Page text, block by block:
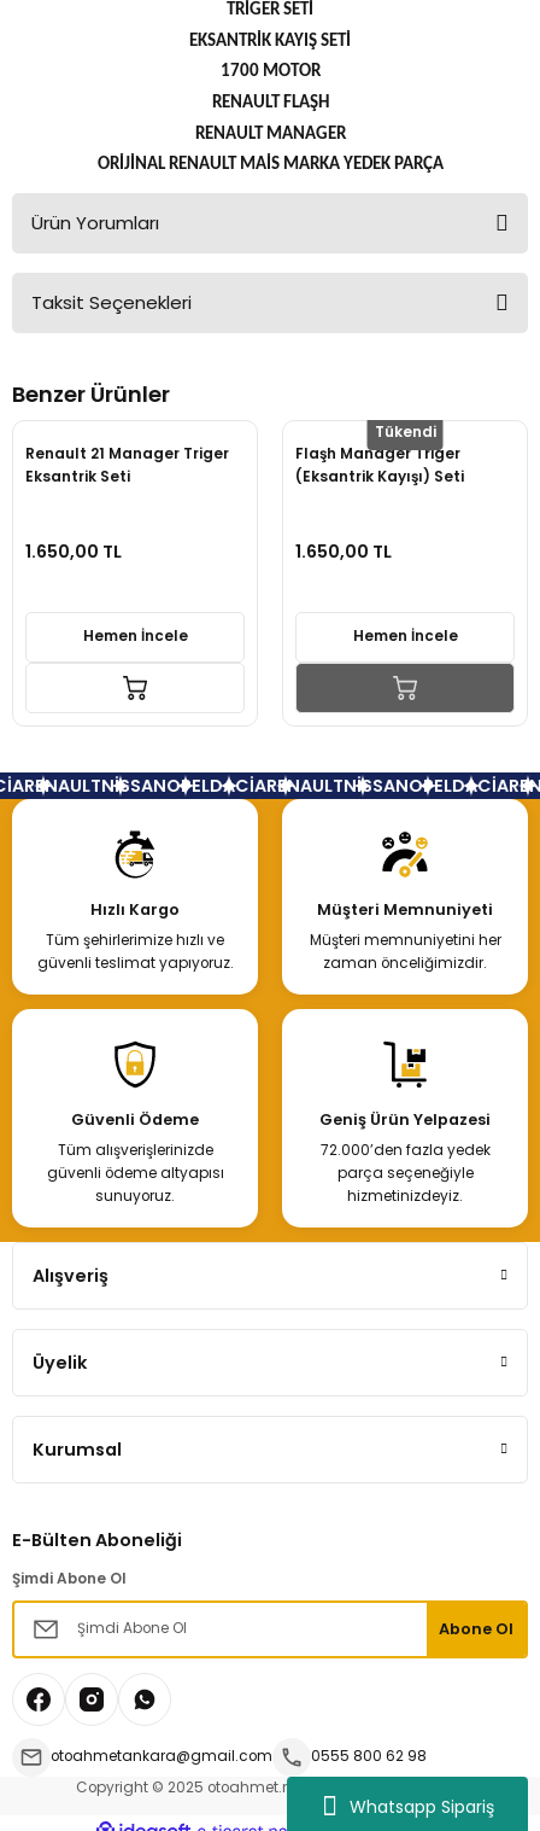
Whatsapp Sipariş
TRİGER SETİ
EKSANTRİK KAYIŞ SETİ
1700 MOTOR
RENAULT FLAŞH
RENAULT MANAGER
ORİJİNAL RENAULT MAİS MARKA YEDEK PARÇA
Ürün Yorumları
Bu ürüne ilk yorumu siz yapın!
Taksit Seçenekleri
Benzer Ürünler
Renault 21 Manager Triger
Eksantrik Seti
1.650,00 TL
Hemen İncele
Tükendi
Flaşh Manager Triger
(Eksantrik Kayışı) Seti
1.650,00 TL
Hemen İncele
RENAULTNİSSANOPELDACİARENAULTNİSSANOPELDACİA
Hızlı Kargo
Tüm şehirlerimize hızlı ve
güvenli teslimat yapıyoruz.
Müşteri Memnuniyeti
Müşteri memnuniyetini her
zaman önceliğimizdir.
Güvenli Ödeme
Tüm alışverişlerinizde
güvenli ödeme altyapısı
sunuyoruz.
Geniş Ürün Yelpazesi
72.000’den fazla yedek
parça seçeneğiyle
hizmetinizdeyiz.
Alışveriş
Üyelik
Kurumsal
E-Bülten Aboneliği
Şimdi Abone Ol
Abone Ol
otoahmetankara@gmail.com
0555 800 62 98
Copyright © 2025 otoahmet.net | Tüm hakları saklıdır.